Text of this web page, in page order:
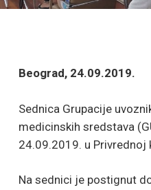
Beograd, 24.09.2019.
Sednica Grupacije
medicinskih sredstava
24.09.2019. u Privrednoj
Na sednici je postignut